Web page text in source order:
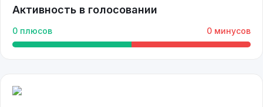
Активность в голосовании
0 плюсов 0 минусов